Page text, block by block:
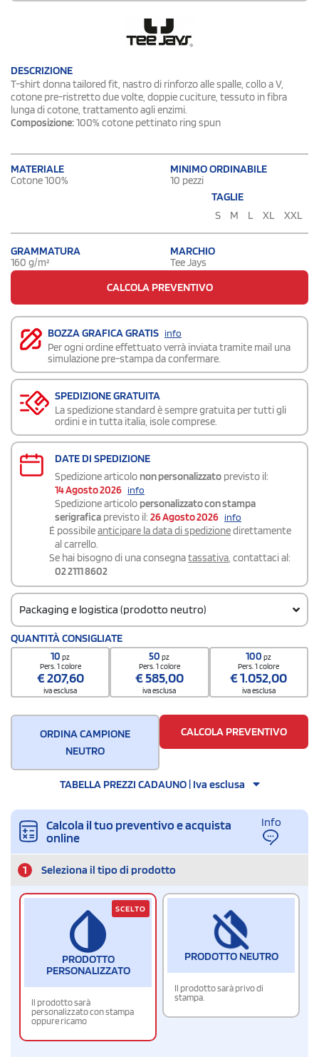
DESCRIZIONE
T-shirt donna tailored fit, nastro di rinforzo alle spalle, collo a V,
cotone pre-ristretto due volte, doppie cuciture, tessuto in fibra
lunga di cotone, trattamento agli enzimi.
Composizione:100% cotone pettinato ring spun
MATERIALE
Cotone 100%
MINIMO ORDINABILE
10 pezzi
TAGLIE
S
M L XL XXL
GRAMMATURA
160 g/m²
MARCHIO
Tee Jays
CALCOLA PREVENTIVO
BOZZA GRAFICA GRATIS info
Per ogni ordine effettuato verrà inviata tramite mail una
simulazione pre-stampa da confermare.
SPEDIZIONE GRATUITA
La spedizione standard è sempre gratuita per tutti gli
ordini e in tutta italia, isole comprese.
DATE DI SPEDIZIONE
Spedizione articolo non personalizzato previsto il:
14 Agosto 2026 info
Spedizione articolo personalizzato con stampa
serigrafica previsto il: 26 Agosto 2026 info
É possibileanticipare la data di spedizionedirettamente
al carrello.
Se hai bisogno di una consegnatassativa, contattaci al:
02 2111 8602
Packaging e logistica (prodotto neutro)
Codice doganale
61091000
QUANTITÀ CONSIGLIATE
10pz
Pers. 1 colore
€207,60
iva esclusa
50pz
Pers. 1 colore
€585,00
iva esclusa
100pz
Pers. 1 colore
€1.052,00
iva esclusa
ORDINA CAMPIONE
NEUTRO
CALCOLA PREVENTIVO
TABELLA PREZZI CADAUNO | Iva esclusa
Calcola il tuo preventivo e acquista
online
Info
1 Seleziona il tipo di prodotto
PRODOTTO
PERSONALIZZATO
Il prodotto sarà
personalizzato con stampa
oppure ricamo
SCELTO
PRODOTTO NEUTRO
Il prodotto sarà privo di
stampa.